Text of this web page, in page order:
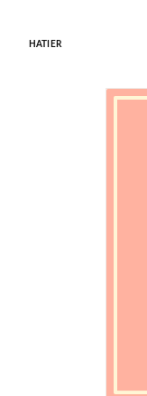
HATIER